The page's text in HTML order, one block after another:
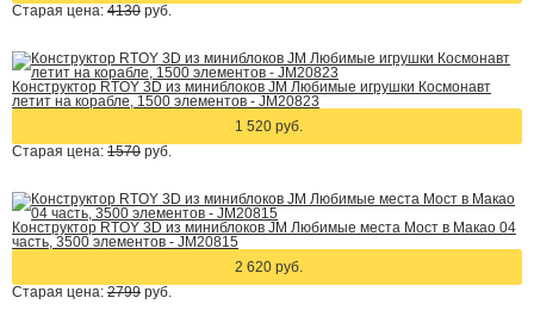
Старая цена: 4130 руб.
Конструктор RTOY 3D из миниблоков JM Любимые игрушки Космонавт
летит на корабле, 1500 элементов - JM20823
1 520 руб.
Старая цена: 1570 руб.
Конструктор RTOY 3D из миниблоков JM Любимые места Мост в Макао 04
часть, 3500 элементов - JM20815
2 620 руб.
Старая цена: 2799 руб.